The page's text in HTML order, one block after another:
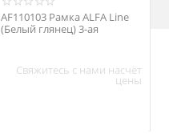
AF110103 Рамка ALFA Line
(Белый глянец) 3-ая
Свяжитесь с нами насчёт
цены